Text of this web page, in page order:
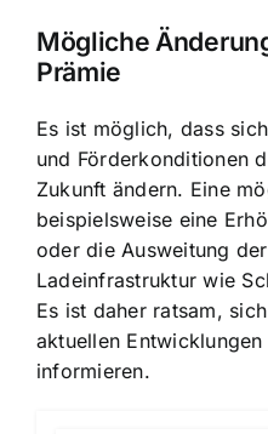
Mögliche
Prämie
Es ist möglich, dass
und Förderkonditionen
Zukunft ändern. Eine
beispielsweise eine
oder die Ausweitung
Ladeinfrastruktur wie
Es ist daher ratsam,
aktuellen
informieren.